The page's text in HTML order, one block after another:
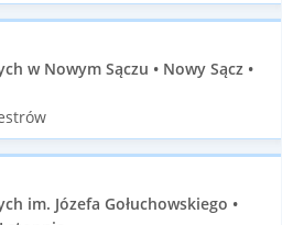
w Nowym Sączu • Nowy Sącz •
im. Józefa Gołuchowskiego •